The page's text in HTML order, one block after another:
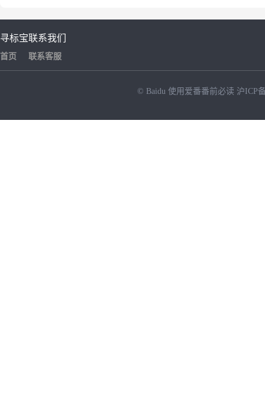
寻标宝
首页
联系我们
联系客服
© Baidu 使用爱番番前必读 沪ICP